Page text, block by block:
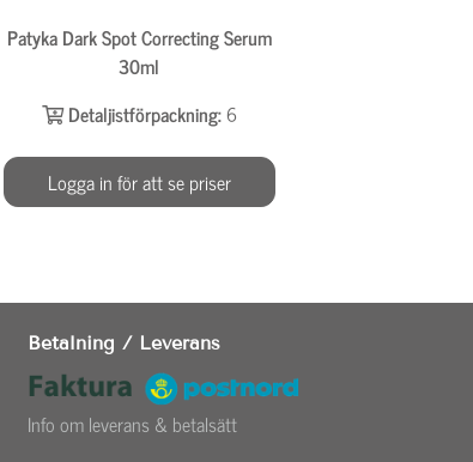
Patyka Dark Spot Correcting Serum
30ml
Detaljistförpackning:6
Logga in för att se priser
Betalning / Leverans
Info om leverans & betalsätt